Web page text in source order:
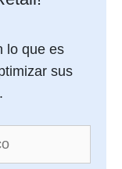
lo que es
sus